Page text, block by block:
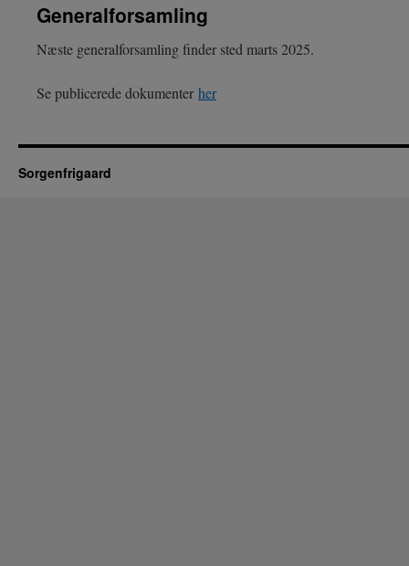
Generalforsamling
Næste generalforsamling finder sted marts 2025.
Se publicerede dokumenter her
Sorgenfrigaard